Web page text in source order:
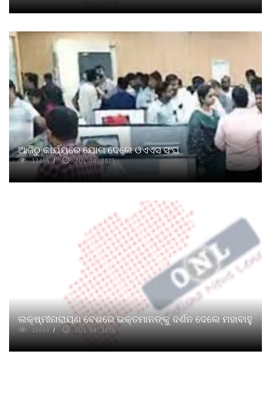
ଆଜିଠୁ କାର୍ଯ୍ୟରେ ଯୋଗ ଦେଲେ ଓଏଏସ ସଂଘ
13455 JUL 04, 2025
ଲକ୍ଷ୍ମୀନାରାୟଣ ବେଶରେ ଭକ୍ତମାନଙ୍କୁ ଦର୍ଶନ ଦେଲେ ମହାବାହୁ
15659 JUL 04, 2025